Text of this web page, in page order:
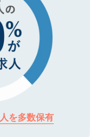
を多数保有